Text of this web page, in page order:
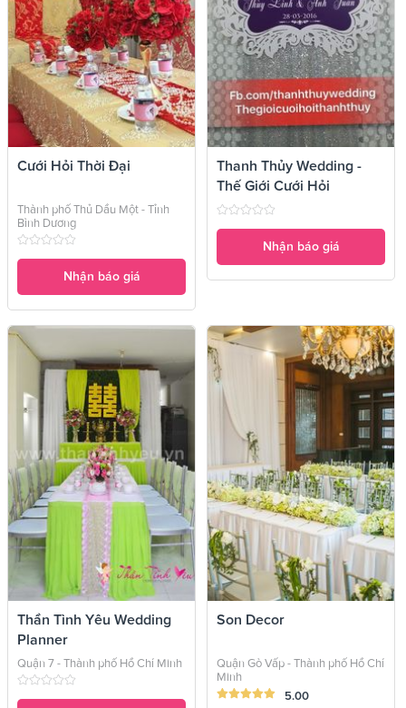
Cưới Hỏi Thời Đại
Thành phố Thủ Dầu Một - Tỉnh
Bình Dương
Nhận báo giá
Thanh Thủy Wedding -
Thế Giới Cưới Hỏi
Nhận báo giá
Thần Tình Yêu Wedding
Planner
Quận 7 - Thành phố Hồ Chí Minh
Son Decor
Quận Gò Vấp - Thành phố Hồ Chí
Minh
5.00